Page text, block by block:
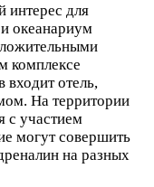
интерес для
океанариум
комплексе
входит отель,
На территории
с участием
могут совершить
на разных